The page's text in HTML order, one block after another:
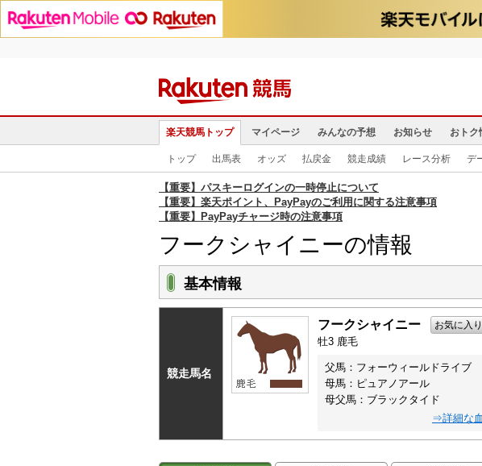
楽天競馬トップ マイページ みんなの予想 お知らせ おトク
トップ 出馬表 オッズ 払戻金 競走成績 レース分析 デ
【重要】パスキーログインの一時停止について
【重要】楽天ポイント、PayPayのご利用に関する注意事項
【重要】PayPayチャージ時の注意事項
フークシャイニーの情報
基本情報
競走馬名
フークシャイニー お気に入
牡3 鹿毛
父馬：フォーウィールドライブ
母馬：ピュアノアール
母父馬：ブラックタイド
⇒詳細な